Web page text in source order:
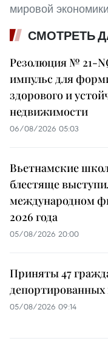
мировой
СМОТРЕТЬ
Резолюция № 21-
импульс для
здорового и
недвижимости
06/08/2026 05:03
Вьетнамские
блестяще
международном
2026 года
05/08/2026 20:00
Приняты 47
05/08/2026 09:14